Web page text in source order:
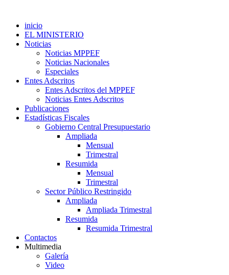
inicio
EL MINISTERIO
Noticias
Noticias MPPEF
Noticias Nacionales
Especiales
Entes Adscritos
Entes Adscritos del MPPEF
Noticias Entes Adscritos
Publicaciones
Estadísticas Fiscales
Gobierno Central Presupuestario
Ampliada
Mensual
Trimestral
Resumida
Mensual
Trimestral
Sector Público Restringido
Ampliada
Ampliada Trimestral
Resumida
Resumida Trimestral
Contactos
Multimedia
Galería
Video